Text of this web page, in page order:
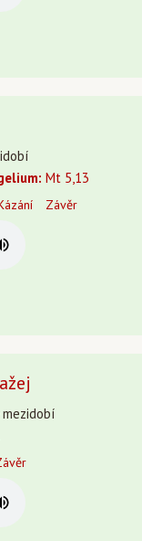
Mt 5,13
Závěr
mezidobí